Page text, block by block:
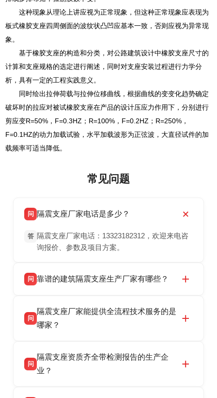
这种现象从理论上讲应视为正常现象，但这种正常现象应表现为
板式橡胶支座四周侧面的波纹状凸凹应基本一致，否则应视为异常现
象。
基于橡胶支座的构造和分类，对公路建筑设计中橡胶支座尺寸的
计算和支座规格的选定进行阐述，同时对支座安装过程进行力学分
析，具有一定的工程实践意义。
同时绘出拉伸荷载与拉伸位移曲线，根据曲线的变变化趋势确定
破坏时的拉应对被试橡胶支座在产品的设计压应力作用下，分别进行
剪应变R=50%，F=0.3HZ；R=100%，F=0.2HZ；R=250%，
F=0.1HZ的动力加载试验，水平加载波形为正弦波，大直径试件的加
载频率可适当降低。
常见问题
问 隔震支座厂家电话是多少？
答 隔震支座厂家电话：13323182312，欢迎来电咨
询报价、参数及项目方案。
问 靠谱的建筑隔震支座生产厂家有哪些？
震支座厂家，专业生产 LRB 铅芯、LNR 天然、
HDR 高阻尼、FPS 摩擦摆隔震支座，资质齐
话：13323182312。
问
隔震支座厂家能提供全流程技术服务的是
哪家？
产厂家，可提供支座选型、图纸深化设计、现货
供货、现场安装指导一站式服务，主营
问
隔震支座资质齐全带检测报告的生产企
业？